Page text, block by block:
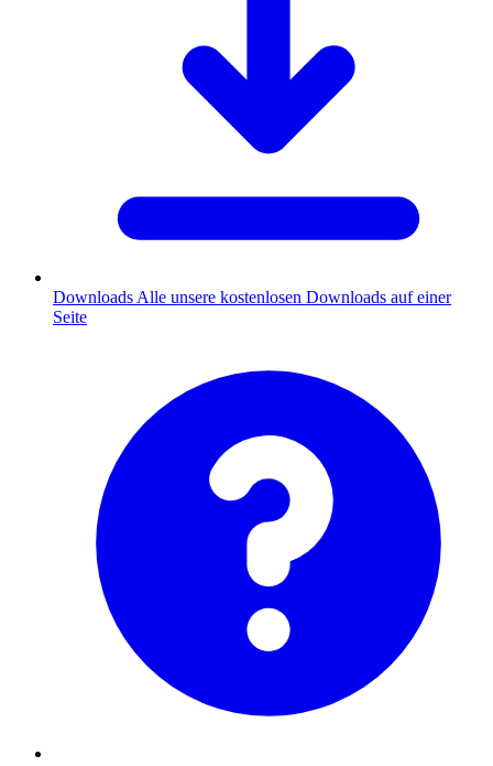
Downloads Alle unsere kostenlosen Downloads auf einer
Seite